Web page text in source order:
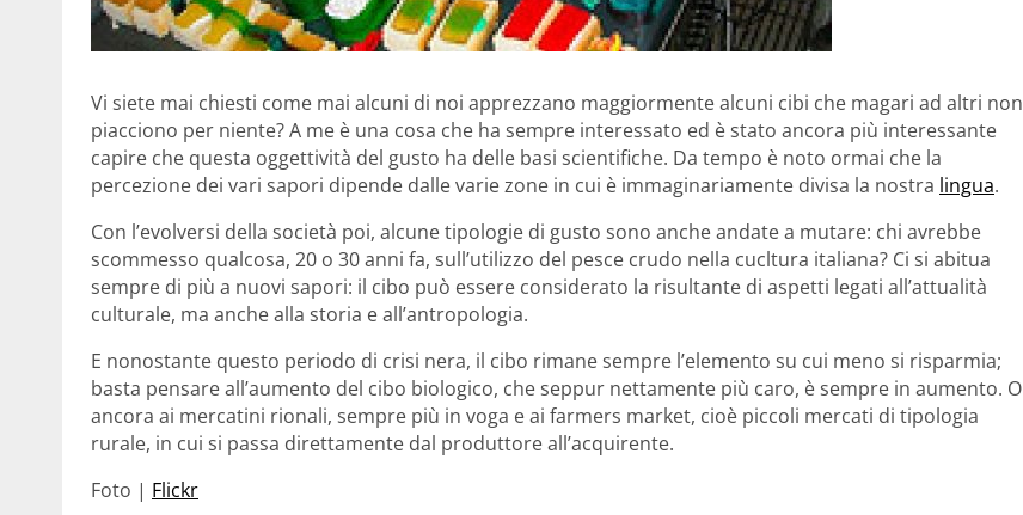
Vi siete mai chiesti come mai alcuni di noi apprezzano maggiormente alcuni cibi che magari ad altri non
piacciono per niente? A me è una cosa che ha sempre interessato ed è stato ancora più interessante
capire che questa oggettività del gusto ha delle basi scientifiche. Da tempo è noto ormai che la
percezione dei vari sapori dipende dalle varie zone in cui è immaginariamente divisa la nostra lingua.
Con l’evolversi della società poi, alcune tipologie di gusto sono anche andate a mutare: chi avrebbe
scommesso qualcosa, 20 o 30 anni fa, sull’utilizzo del pesce crudo nella cucltura italiana? Ci si abitua
sempre di più a nuovi sapori: il cibo può essere considerato la risultante di aspetti legati all’attualità
culturale, ma anche alla storia e all’antropologia.
E nonostante questo periodo di crisi nera, il cibo rimane sempre l’elemento su cui meno si risparmia;
basta pensare all’aumento del cibo biologico, che seppur nettamente più caro, è sempre in aumento. O
ancora ai mercatini rionali, sempre più in voga e ai farmers market, cioè piccoli mercati di tipologia
rurale, in cui si passa direttamente dal produttore all’acquirente.
Foto | Flickr